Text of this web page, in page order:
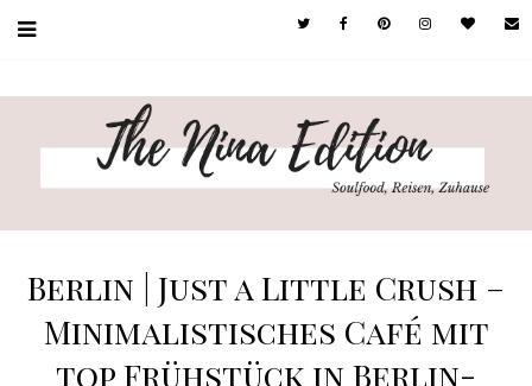
Berlin | Just a Little Crush –
Minimalistisches Café mit
top Frühstück in Berlin-